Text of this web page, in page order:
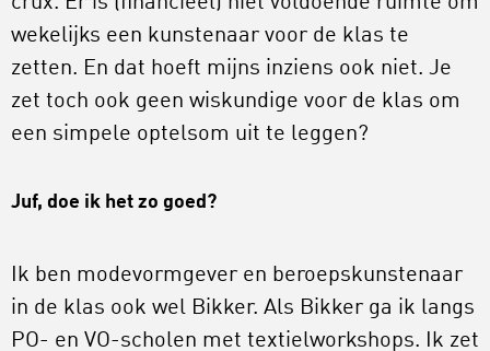
wekelijks een kunstenaar voor de klas te
zetten. En dat hoeft mijns inziens ook niet. Je
zet toch ook geen wiskundige voor de klas om
een simpele optelsom uit te leggen?
Juf, doe ik het zo goed?
Ik ben modevormgever en beroepskunstenaar
in de klas ook wel Bikker. Als Bikker ga ik langs
PO- en VO-scholen met textielworkshops. Ik zet